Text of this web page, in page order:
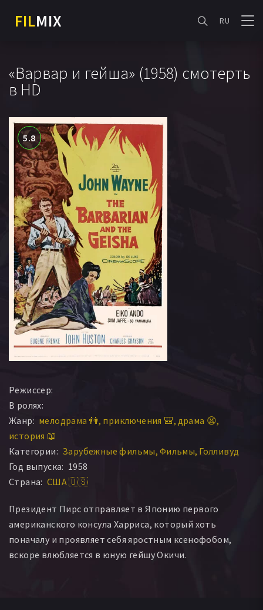
FILMIX RU
«Варвар и гейша» (1958) смотерть
в HD
5.8
Режиссер:
В ролях:
Жанр: мелодрама 👫 приключения 🎒 драма 😫
история 📖
Категории: Зарубежные фильмы Фильмы Голливуд
Год выпуска: 1958
Страна: США 🇺🇸
Президент Пирс отправляет в Японию первого
американского консула Харриса, который хоть
поначалу и проявляет себя яростным ксенофобом,
вскоре влюбляется в юную гейшу Окичи.